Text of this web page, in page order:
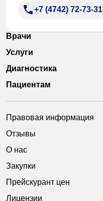
+7 (4742) 72-73-31
Врачи
Услуги
Диагностика
Пациентам
Правовая информация
Отзывы
О нас
Закупки
Прейскурант цен
Лицензии